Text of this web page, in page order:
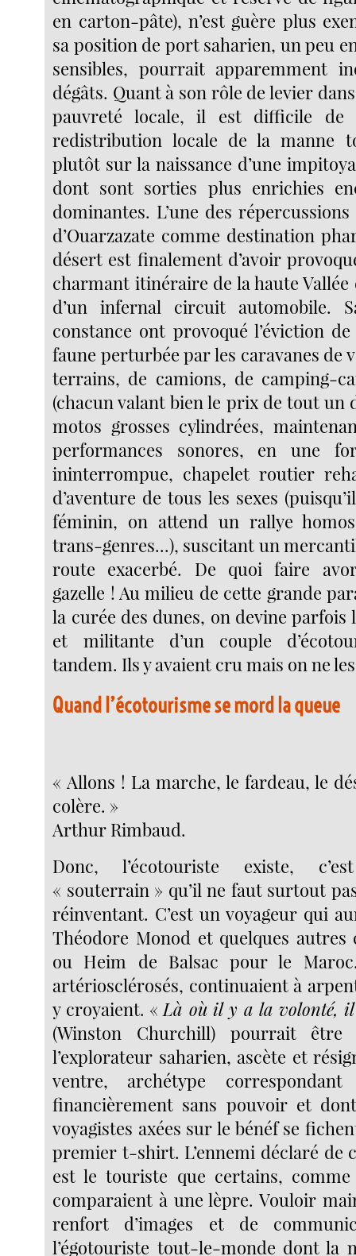
en carton-pâte), n’est guère plus
sa position de port saharien, un peu
sensibles, pourrait apparemment
dégâts. Quant à son rôle de levier
pauvreté locale, il est difficile
redistribution locale de la manne
plutôt sur la naissance d’une
dont sont sorties plus enrichies
dominantes. L’une des
d’Ouarzazate comme destination
désert est finalement d’avoir
charmant itinéraire de la haute
d’un infernal circuit automobile.
constance ont provoqué l’éviction
faune perturbée par les caravanes de
terrains, de camions, de camping-
(chacun valant bien le prix de tout un
motos grosses cylindrées,
performances sonores, en une
ininterrompue, chapelet routier
d’aventure de tous les sexes
féminin, on attend un rallye
trans-genres...), suscitant un
route exacerbé. De quoi faire
gazelle ! Au milieu de cette grande
la curée des dunes, on devine parfois
et militante d’un couple
tandem. Ils y avaient cru mais on ne
Quand l’écotourisme se mord la queue
« Allons ! La marche, le fardeau, le
colère. »
Arthur Rimbaud.
Donc, l’écotouriste existe,
« souterrain » qu’il ne faut surtout
réinventant. C’est un voyageur qui
Théodore Monod et quelques autres
ou Heim de Balsac pour le
artériosclérosés, continuaient à
y croyaient. « Là où il y a la volonté,
(Winston Churchill) pourrait
l’explorateur saharien, ascète et
ventre, archétype
financièrement sans pouvoir et
voyagistes axées sur le bénéf se
premier t-shirt. L’ennemi déclaré de
est le touriste que certains,
comparaient à une lèpre. Vouloir
renfort d’images et de
l’égotouriste tout-le-monde dont la